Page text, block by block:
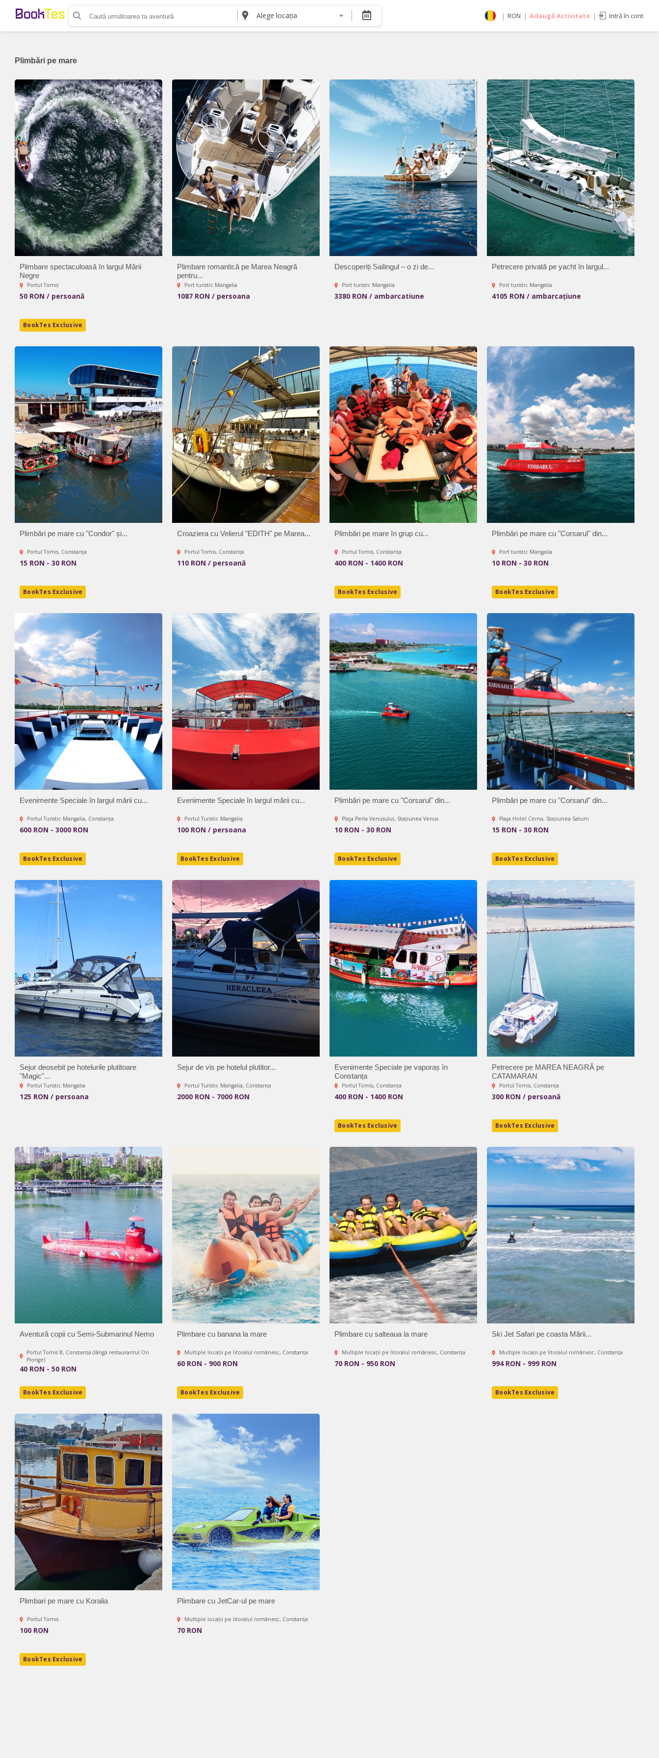
Alege locația | RON | Adaugă Activitate | Intră în cont
Organizează-ți activitatea
Aplicația de control access
DESPRE NOI
Politica cookie și publicitate
Plimbări pe mare
Plimbare spectaculoasă în largul Mării
Negre
Portul Tomis
50 RON / persoană
BookTes Exclusive
Plimbare romantică pe Marea Neagră
pentru...
Port turistic Mangalia
1087 RON / persoana
Descoperiți Sailingul – o zi de...
Port turistic Mangalia
3380 RON / ambarcatiune
Petrecere privată pe yacht în largul...
Port turistic Mangalia
4105 RON / ambarcațiune
Plimbări pe mare cu "Condor" și...
Portul Tomis, Constanța
15 RON - 30 RON
BookTes Exclusive
Croaziera cu Velierul "EDITH" pe Marea...
Portul Tomis, Constanța
110 RON / persoană
Plimbări pe mare în grup cu...
Portul Tomis, Constanța
400 RON - 1400 RON
BookTes Exclusive
Plimbări pe mare cu "Corsarul" din...
Port turistic Mangalia
10 RON - 30 RON
BookTes Exclusive
Evenimente Speciale în largul mării cu...
Portul Turistic Mangalia, Constanța
600 RON - 3000 RON
BookTes Exclusive
Evenimente Speciale în largul mării cu...
Portul Turistic Mangalia
100 RON / persoana
BookTes Exclusive
Plimbări pe mare cu "Corsarul" din...
Plaja Perla Venusului, Stațiunea Venus
10 RON - 30 RON
BookTes Exclusive
Plimbări pe mare cu "Corsarul" din...
Plaja Hotel Cerna, Stațiunea Saturn
15 RON - 30 RON
BookTes Exclusive
Sejur deosebit pe hotelurile plutitoare
"Magic"...
Portul Turistic Mangalia
125 RON / persoana
Sejur de vis pe hotelul plutitor...
Portul Turistic Mangalia, Constanța
2000 RON - 7000 RON
Evenimente Speciale pe vaporaș în
Constanța
Portul Tomis, Constanța
400 RON - 1400 RON
BookTes Exclusive
Petrecere pe MAREA NEAGRĂ pe
CATAMARAN
Portul Tomis, Constanța
300 RON / persoană
BookTes Exclusive
Aventură copii cu Semi-Submarinul Nemo
Portul Tomis B, Constanța (lângă restaurantul On
Plonge)
40 RON - 50 RON
BookTes Exclusive
Plimbare cu banana la mare
Multiple locații pe litoralul românesc, Constanța
60 RON - 900 RON
BookTes Exclusive
Plimbare cu salteaua la mare
Multiple locații pe litoralul românesc, Constanța
70 RON - 950 RON
Ski Jet Safari pe coasta Mării...
Multiple locații pe litoralul românesc, Constanța
994 RON - 999 RON
BookTes Exclusive
Plimbari pe mare cu Koralia
Portul Tomis
100 RON
BookTes Exclusive
Plimbare cu JetCar-ul pe mare
Multiple locații pe litoralul românesc, Constanța
70 RON